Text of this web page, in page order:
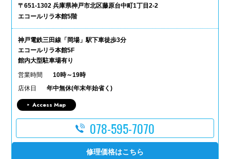
〒651-1302 兵庫県神戸市北区藤原台中町1丁目2-2
エコールリラ本館5階
神戸電鉄三田線「岡場」駅下車徒歩3分
エコールリラ本館5F
館内大型駐車場有り
営業時間
10時～19時
店休日
年中無休(年末年始省く)
Access Map
078-595-7070
修理価格はこちら